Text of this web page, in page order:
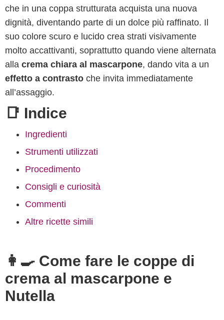
che in una coppa strutturata acquista una nuova
dignità, diventando parte di un dolce più raffinato. Il
suo colore scuro e lucido crea strati visivamente
molto accattivanti, soprattutto quando viene alternata
alla crema chiara al mascarpone, dando vita a un
effetto a contrasto che invita immediatamente
all’assaggio.
📑 Indice
Ingredienti
Strumenti utilizzati
Procedimento
Consigli e curiosità
Commenti
Altre ricette simili
👩‍🍳 Come fare le coppe di
crema al mascarpone e
Nutella